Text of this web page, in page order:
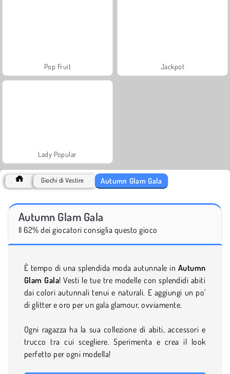
Pop Fruit Jackpot
Lady Popular
Giochi di Vestire Autumn Glam Gala
Autumn Glam Gala
Il 62% dei giocatori consiglia questo gioco
È tempo di una splendida moda autunnale in Autumn
Glam Gala! Vesti le tue tre modelle con splendidi abiti
dai colori autunnali tenui e naturali. E aggiungi un po'
di glitter e oro per un gala glamour, ovviamente.
Ogni ragazza ha la sua collezione di abiti, accessori e
trucco tra cui scegliere. Sperimenta e crea il look
perfetto per ogni modella!